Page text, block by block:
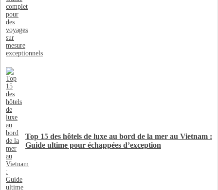
Top 15 des hôtels de luxe au bord de la mer au Vietnam :
Guide ultime pour échappées d’exception